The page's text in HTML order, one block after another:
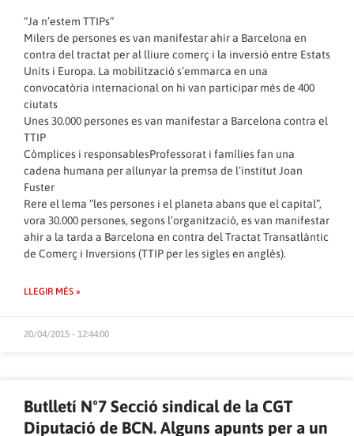
“Ja n’estem TTIPs”
Milers de persones es van manifestar ahir a Barcelona en
contra del tractat per al lliure comerç i la inversió entre Estats
Units i Europa. La mobilització s’emmarca en una
convocatòria internacional on hi van participar més de 400
ciutats
Unes 30.000 persones es van manifestar a Barcelona contra el
TTIP
Còmplices i responsablesProfessorat i famílies fan una
cadena humana per allunyar la premsa de l’institut Joan
Fuster
Rere el lema “les persones i el planeta abans que el capital”,
vora 30.000 persones, segons l’organització, es van manifestar
ahir a la tarda a Barcelona en contra del Tractat Transatlàntic
de Comerç i Inversions (TTIP per les sigles en anglès).
LLEGIR MÉS »
20/04/2015 - 12:44:00
Butlletí Nº7 Secció sindical de la CGT
Diputació de BCN. Alguns apunts per a un